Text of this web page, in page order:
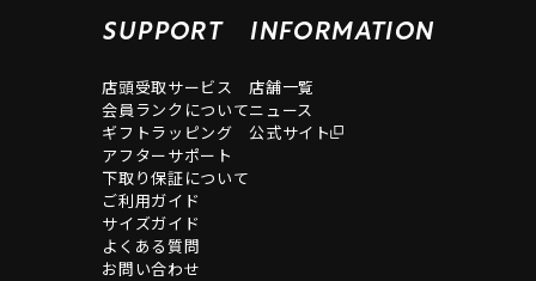
SUPPORT
店頭受取サービス
会員ランクについて
ギフトラッピング
アフターサポート
下取り保証について
ご利用ガイド
サイズガイド
よくある質問
お問い合わせ
INFORMATION
店舗一覧
ニュース
公式サイト